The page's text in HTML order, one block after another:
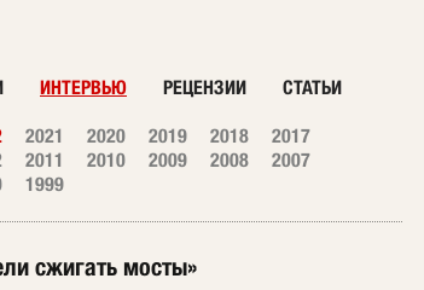
ИНТЕРВЬЮ РЕЦЕНЗИИ СТАТЬИ
2021 2020 2019 2018
2017
2011 2010 2009 2008
2007
1999
сжигать мосты»